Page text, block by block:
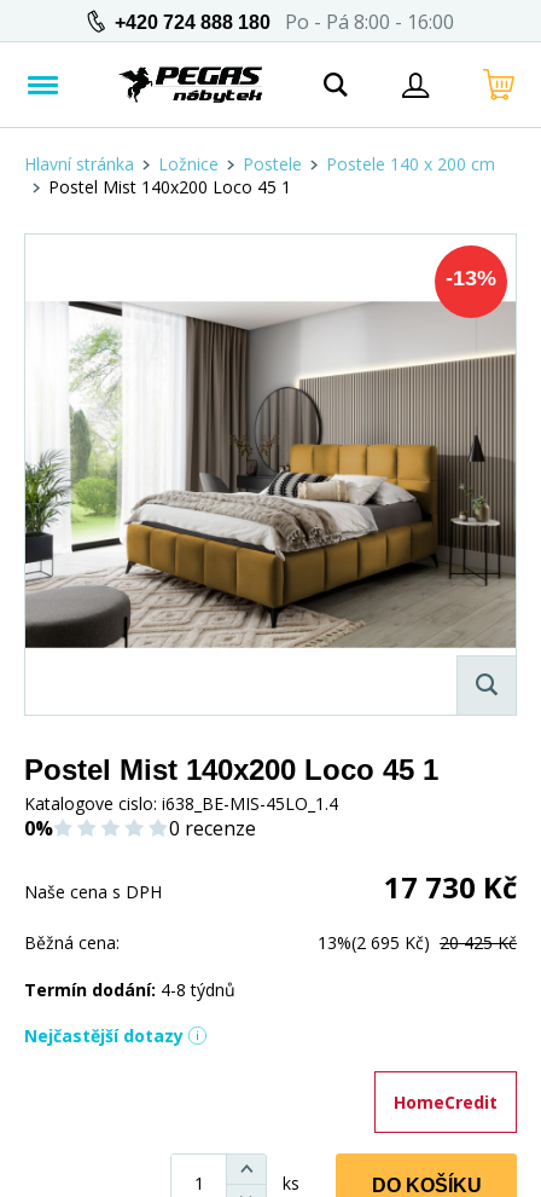
+420 724 888 180 Po - Pá 8:00 - 16:00
Hlavní stránka Ložnice Postele
Postele 140 x 200 cm
Postel Mist 140x200 Loco 45 1
-13%
Postel Mist 140x200 Loco 45 1
Katalogove cislo: i638_BE-MIS-45LO_1.4
0% 0 recenze
Naše cena s DPH 17 730 Kč
Běžná cena: 13%(2 695 Kč) 20 425 Kč
Termín dodání: 4-8 týdnů
Nejčastější dotazy
HomeCredit
ks DO KOŠÍKU